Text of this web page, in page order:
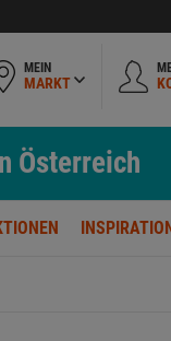
MEIN
MARKT
Österreich